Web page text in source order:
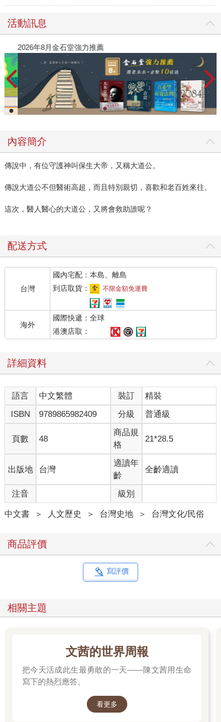
活動訊息
2026年8月金石堂強力推薦
內容簡介
傳說中，有位守護神叫保生大帝，又稱大道公。
傳說大道公不但醫術高超，而且特別親切，喜歡和老百姓來往。
這次，醫人醫心的大道公，又將會救助誰呢？
配送方式
台灣
國內宅配：本島、離島
到店取貨：
不限金額免運費
海外
國際快遞：全球
港澳店取：
詳細資料
語言 中文繁體 裝訂
精裝
ISBN
9789865982409 分級 普通級
頁數 48
商品規
格
21*28.5
出版地 台灣
適讀年
齡
全齡適讀
注音 級別
中文書 ＞ 人文歷史 ＞ 台灣史地 ＞ 台灣文化/民俗
商品評價
寫評價
相關主題
文茜的世界周報
把今天活成此生最勇敢的一天——陳文茜用生命
寫下的熱烈應答。
看更多